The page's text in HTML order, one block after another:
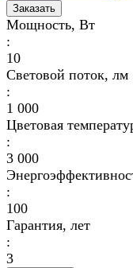
Заказать
Мощность, Вт
:
10
Световой поток, лм
:
1 000
Цветовая
:
3 000
:
100
Гарантия, лет
:
3